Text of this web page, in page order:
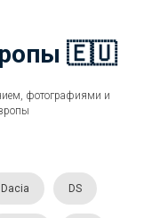
🇪🇺
фотографиями и
Dacia DS